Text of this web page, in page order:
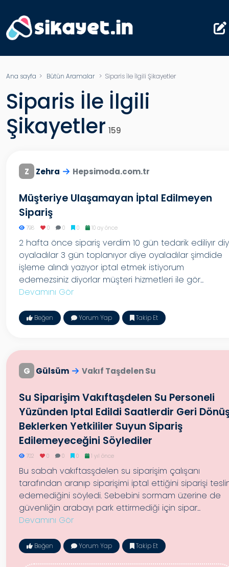
Ana sayfa > Bütün Aramalar> Siparis İle İlgili Şikayetler
Siparis İle İlgili
Şikayetler 159
Z Zehra Hepsimoda.com.tr
Müşteriye Ulaşamayan İptal Edilmeyen
Sipariş
798 0 0 0 10 ay önce
2 hafta önce sipariş verdim 10 gün tedarik ediliyır
oyaladılar 3 gün toplanıyor diye oyaladılar şimdide
işleme alındı yazıyor iptal etmek istiyorum
edemezsiniz diyorlar müşteri hizmetleri ile gör...
Devamını Gör
Beğen Yorum Yap Takip Et
G Gülsüm Vakıf Taşdelen Su
Su Siparişim Vakıftaşdelen Su Personeli
Yüzünden Iptal Edildi Saatlerdir Geri
Beklerken Yetkililer Suyun Sipariş
Edilemeyeceğini Söylediler
702 0 0 0 1 yıl önce
Bu sabah vakıftasşdelen su siparişim çalışanı
tarafından aranıp siparişimi iptal ettiğini siparişi
edemediğini söyledi. Sebebini sormam üzerine de
güvenliğin arabayı park ettirmediği için sipar...
Devamını Gör
Beğen Yorum Yap Takip Et